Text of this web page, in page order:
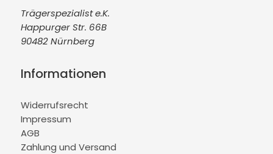
Trägerspezialist e.K.
Happurger Str. 66B
90482 Nürnberg
Informationen
Widerrufsrecht
Impressum
AGB
Zahlung und Versand